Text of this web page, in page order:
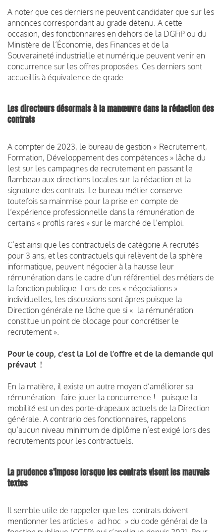
A noter que ces derniers ne peuvent candidater que sur les
annonces correspondant au grade détenu. A cette
occasion, des fonctionnaires en dehors de la DGFiP ou du
Ministère de l’Économie, des Finances et de la
Souveraineté industrielle et numérique peuvent venir en
concurrence sur les offres proposées. Ces derniers sont
accueillis à équivalence de grade.
Les directeurs désormais à la manœuvre dans la rédaction des
contrats
A compter de 2023, le bureau de gestion « Recrutement,
Formation, Développement des compétences » lâche du
lest sur les campagnes de recrutement en passant le
flambeau aux directions locales sur la rédaction et la
signature des contrats. Le bureau métier conserve
toutefois sa mainmise pour la prise en compte de
l’expérience professionnelle dans la rémunération de
certains « profils rares » sur le marché de l’emploi.
C’est ainsi que les contractuels de catégorie A recrutés
pour 3 ans, et les contractuels qui relèvent de la sphère
informatique, peuvent négocier à la hausse leur
rémunération dans le cadre d’un référentiel des métiers de
la fonction publique. Lors de ces « négociations »
individuelles, les discussions sont âpres puisque la
Direction générale ne lâche que si « la rémunération
constitue un point de blocage pour concrétiser le
recrutement ».
Pour le coup, c’est la Loi de l’offre et de la demande qui
prévaut !
En la matière, il existe un autre moyen d’améliorer sa
rémunération : faire jouer la concurrence !...puisque la
mobilité est un des porte-drapeaux actuels de la Direction
générale. A contrario des fonctionnaires, rappelons
qu’aucun niveau minimum de diplôme n’est exigé lors des
recrutements pour les contractuels.
La prudence s'impose lorsque les contrats visent les mauvais
textes
Il semble utile de rappeler que les contrats doivent
mentionner les articles « ad hoc » du code général de la